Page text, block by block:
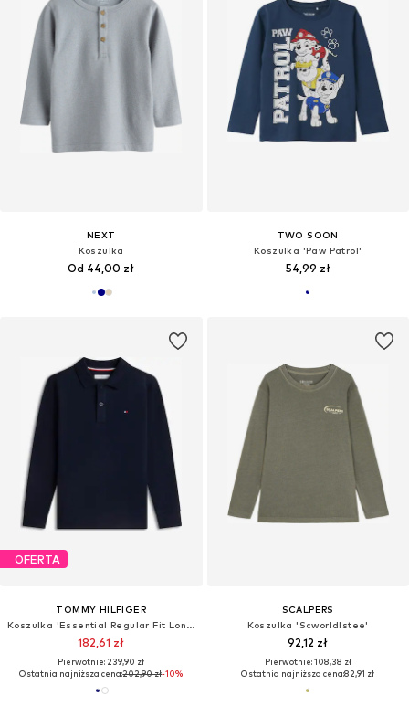
NEXT
Koszulka
Od 44,00 zł
TWO SOON
Koszulka 'Paw Patrol'
54,99 zł
OFERTA
TOMMY HILFIGER
Koszulka 'Essential Regular Fit Long Sleeve'
182,61 zł
Pierwotnie: 239,90 zł
Ostatnia najniższa cena:202,90 zł-10%
SCALPERS
Koszulka 'Scworldlstee'
92,12 zł
Pierwotnie: 108,38 zł
Ostatnia najniższa cena:82,91 zł